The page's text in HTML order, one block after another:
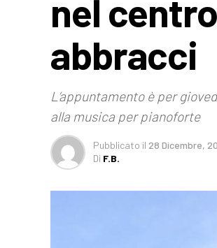
nel
abbracci
L’appuntamento è per
alla musica per pianoforte
Pubblicato il 28 Dicembre,
Di F.B.